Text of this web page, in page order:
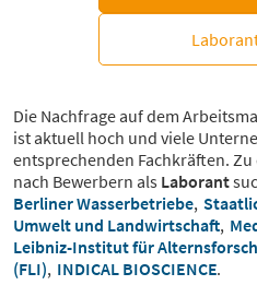
Die Nachfrage auf dem
ist aktuell hoch und viele
entsprechenden Fachkräften.
nach Bewerbern als Laborant
Berliner Wasserbetriebe,
Umwelt und Landwirtschaft,
Leibniz-Institut für
(FLI), INDICAL BIOSCIENCE.